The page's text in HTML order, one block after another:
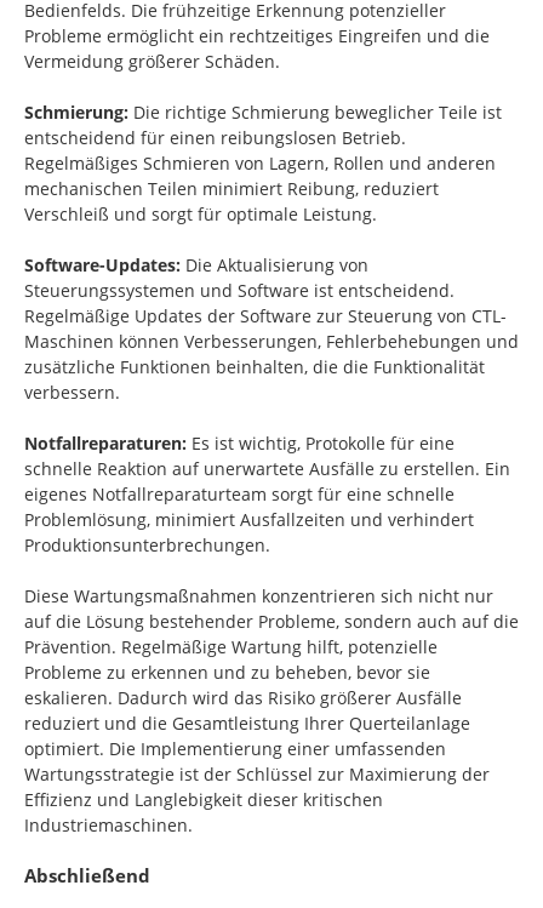
Bedienfelds. Die frühzeitige Erkennung potenzieller
Probleme ermöglicht ein rechtzeitiges Eingreifen und die
Vermeidung größerer Schäden.
Schmierung: Die richtige Schmierung beweglicher Teile ist
entscheidend für einen reibungslosen Betrieb.
Regelmäßiges Schmieren von Lagern, Rollen und anderen
mechanischen Teilen minimiert Reibung, reduziert
Verschleiß und sorgt für optimale Leistung.
Software-Updates: Die Aktualisierung von
Steuerungssystemen und Software ist entscheidend.
Regelmäßige Updates der Software zur Steuerung von CTL-
Maschinen können Verbesserungen, Fehlerbehebungen und
zusätzliche Funktionen beinhalten, die die Funktionalität
verbessern.
Notfallreparaturen: Es ist wichtig, Protokolle für eine
schnelle Reaktion auf unerwartete Ausfälle zu erstellen. Ein
eigenes Notfallreparaturteam sorgt für eine schnelle
Problemlösung, minimiert Ausfallzeiten und verhindert
Produktionsunterbrechungen.
Diese Wartungsmaßnahmen konzentrieren sich nicht nur
auf die Lösung bestehender Probleme, sondern auch auf die
Prävention. Regelmäßige Wartung hilft, potenzielle
Probleme zu erkennen und zu beheben, bevor sie
eskalieren. Dadurch wird das Risiko größerer Ausfälle
reduziert und die Gesamtleistung Ihrer Querteilanlage
optimiert. Die Implementierung einer umfassenden
Wartungsstrategie ist der Schlüssel zur Maximierung der
Effizienz und Langlebigkeit dieser kritischen
Industriemaschinen.
Abschließend